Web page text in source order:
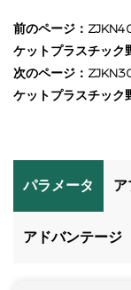
前のページ：
ケットプラスチック
次のページ：
ケットプラスチック
パラメータ
アドバンテージ